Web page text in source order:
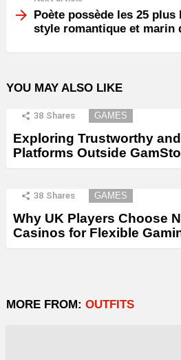
Poète possède les 25
style romantique et marin
YOU MAY ALSO LIKE
38 Shares GAMES
Exploring Trustworthy
Platforms Outside
38 Shares GAMES
Why UK Players Choose
Casinos for Flexible
MORE FROM: OUTFITS